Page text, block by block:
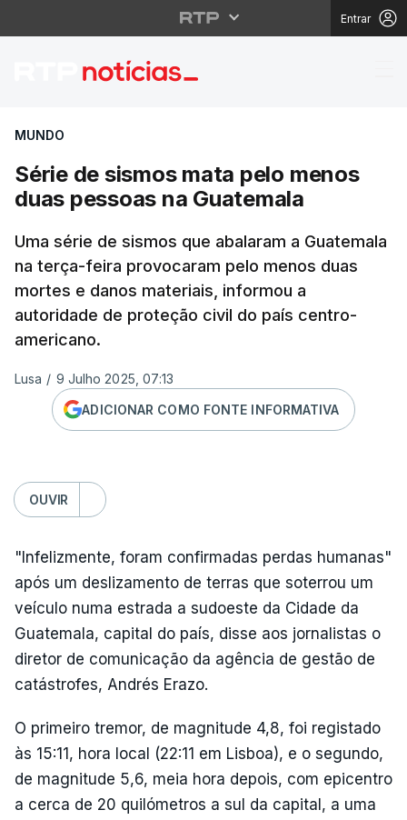
Entrar
Série de sismos mata
MUNDO
Série de sismos mata pelo menos
duas pessoas na Guatemala
Uma série de sismos que abalaram a Guatemala
na terça-feira provocaram pelo menos duas
mortes e danos materiais, informou a
autoridade de proteção civil do país centro-
americano.
Lusa / 9 Julho 2025, 07:13
ADICIONAR COMO FONTE INFORMATIVA
OUVIR
"Infelizmente, foram confirmadas perdas humanas"
após um deslizamento de terras que soterrou um
veículo numa estrada a sudoeste da Cidade da
Guatemala, capital do país, disse aos jornalistas o
diretor de comunicação da agência de gestão de
catástrofes, Andrés Erazo.
O primeiro tremor, de magnitude 4,8, foi registado
às 15:11, hora local (22:11 em Lisboa), e o segundo,
de magnitude 5,6, meia hora depois, com epicentro
a cerca de 20 quilómetros a sul da capital, a uma